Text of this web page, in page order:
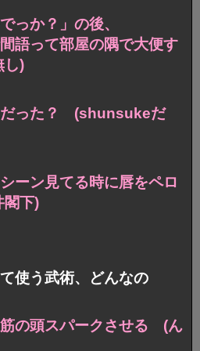
っか？」の後、
語って部屋の隅で大便す
し)
だった？ (shunsukeだ
ーン見てる時に唇をペロ
下)
使う武術、どんなの
の頭スパークさせる (ん